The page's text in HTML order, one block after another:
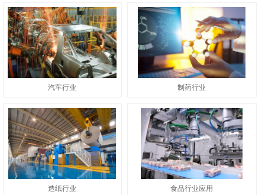
汽车行业 制药行业
造纸行业 食品行业应用